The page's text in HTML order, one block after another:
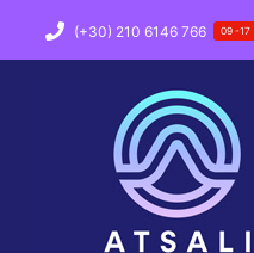
(+30) 210 6146 766 09 -17